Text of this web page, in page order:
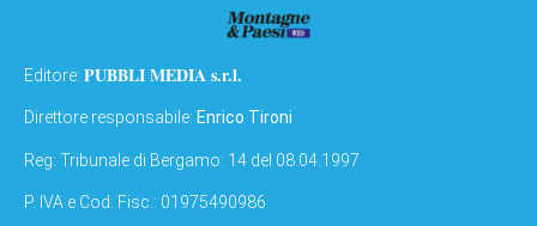
Editore: PUBBLI MEDIA s.r.l.
Direttore responsabile: Enrico Tironi
Reg: Tribunale di Bergamo: 14 del 08.04.1997
P. IVA e Cod. Fisc.: 01975490986